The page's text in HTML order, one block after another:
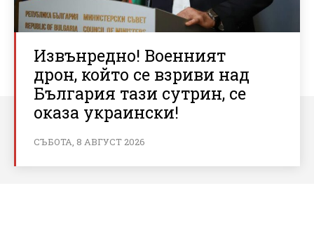
Извънредно! Военният
дрон, който се взриви над
България тази сутрин, се
оказа украински!
СЪБОТА, 8 АВГУСТ 2026